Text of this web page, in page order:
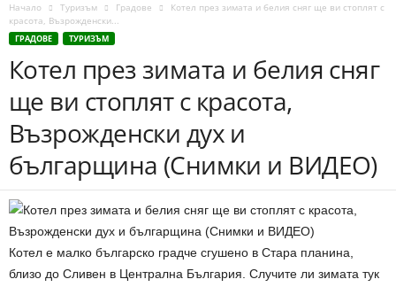
Начало Туризъм Градове
Котел през зимата и белия сняг ще ви стоплят с
красота, Възрожденски...
ГРАДОВЕ ТУРИЗЪМ
Котел през зимата и белия сняг
ще ви стоплят с красота,
Възрожденски дух и
българщина (Снимки и ВИДЕО)
Котел е малко българско градче сгушено в Стара планина,
близо до Сливен в Централна България. Случите ли зимата тук